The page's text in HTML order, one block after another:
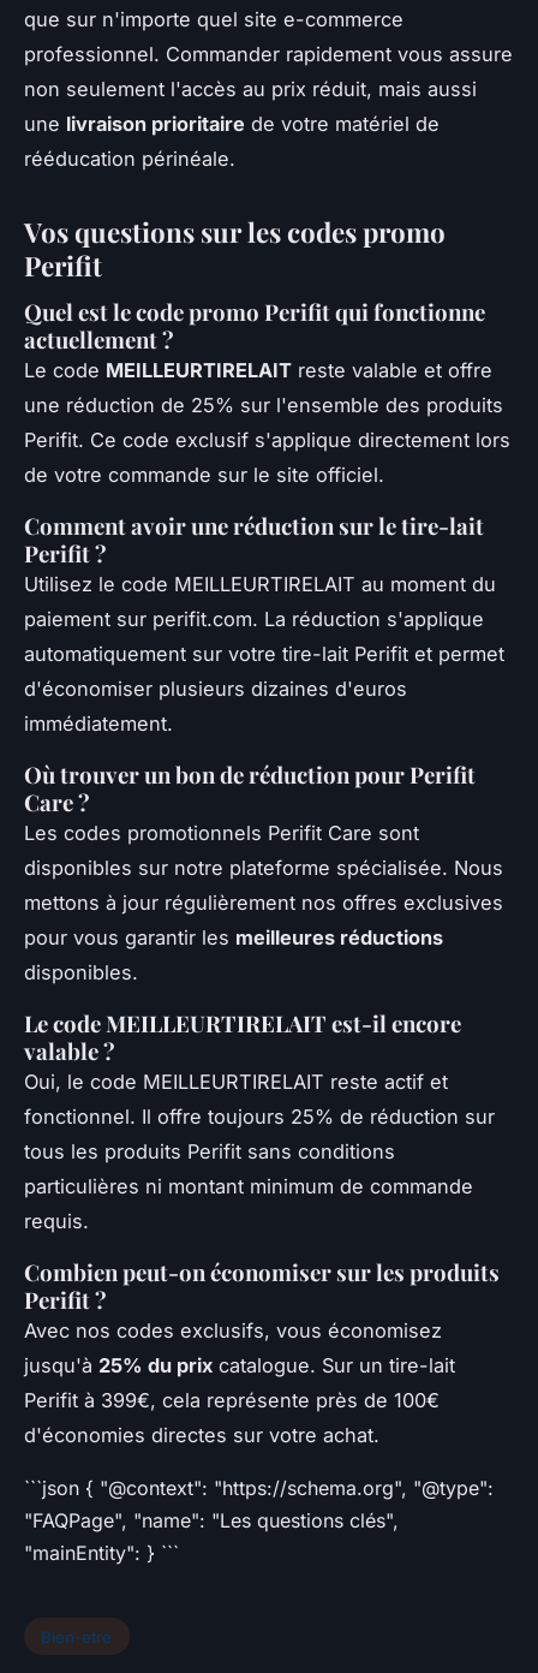
que sur n'importe quel site e-commerce
professionnel. Commander rapidement vous assure
non seulement l'accès au prix réduit, mais aussi
une livraison prioritaire de votre matériel de
rééducation périnéale.
Vos questions sur les codes promo
Perifit
Quel est le code promo Perifit qui fonctionne
actuellement ?
Le code MEILLEURTIRELAIT reste valable et offre
une réduction de 25% sur l'ensemble des produits
Perifit. Ce code exclusif s'applique directement lors
de votre commande sur le site officiel.
Comment avoir une réduction sur le tire-lait
Perifit ?
Utilisez le code MEILLEURTIRELAIT au moment du
paiement sur perifit.com. La réduction s'applique
automatiquement sur votre tire-lait Perifit et permet
d'économiser plusieurs dizaines d'euros
immédiatement.
Où trouver un bon de réduction pour Perifit
Care ?
Les codes promotionnels Perifit Care sont
disponibles sur notre plateforme spécialisée. Nous
mettons à jour régulièrement nos offres exclusives
pour vous garantir les meilleures réductions
disponibles.
Le code MEILLEURTIRELAIT est-il encore
valable ?
Oui, le code MEILLEURTIRELAIT reste actif et
fonctionnel. Il offre toujours 25% de réduction sur
tous les produits Perifit sans conditions
particulières ni montant minimum de commande
requis.
Combien peut-on économiser sur les produits
Perifit ?
Avec nos codes exclusifs, vous économisez
jusqu'à 25% du prix catalogue. Sur un tire-lait
Perifit à 399€, cela représente près de 100€
d'économies directes sur votre achat.
```json { "@context": "https://schema.org", "@type":
"FAQPage", "name": "Les questions clés",
"mainEntity": } ```
Bien-etre